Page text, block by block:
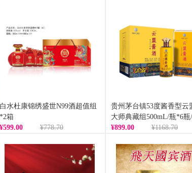
白水杜康锦绣盛世N99酒超值组
*2箱
¥599.00
¥778.70
贵州茅台镇53度酱香型云
大师典藏组500mL/瓶*6
箱【酒精度：53%vol】
¥899.00 ¥1168.70